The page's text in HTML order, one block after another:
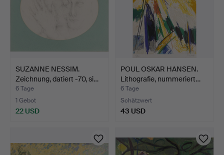
SUZANNE NESSIM.
Zeichnung, datiert -70, si…
6 Tage
1 Gebot
22 USD
POUL OSKAR HANSEN.
Lithografie, nummeriert…
6 Tage
Schätzwert
43 USD